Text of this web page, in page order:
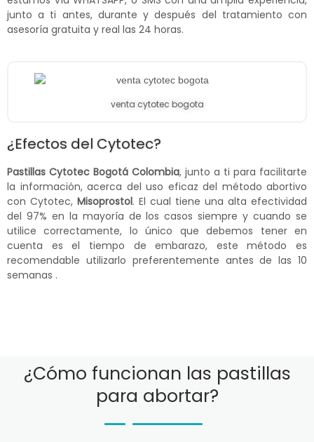
junto a ti antes, durante y después del tratamiento con
asesoría gratuita y real las 24 horas.
venta cytotec bogota
¿Efectos del Cytotec?
Pastillas Cytotec Bogotá Colombia, junto a ti para facilitarte
la información, acerca del uso eficaz del método abortivo
con Cytotec, Misoprostol. El cual tiene una alta efectividad
del 97% en la mayoría de los casos siempre y cuando se
utilice correctamente, lo único que debemos tener en
cuenta es el tiempo de embarazo, este método es
recomendable utilizarlo preferentemente antes de las 10
semanas .
¿Cómo funcionan las pastillas
para abortar?